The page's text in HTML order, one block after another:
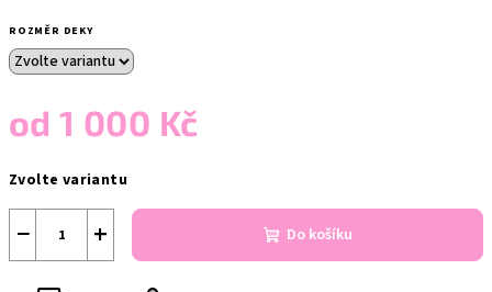
ROZMĚR DEKY
od1 000 Kč
cena:
Zvolte variantu
+
− Do košíku